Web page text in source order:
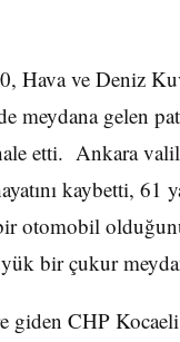
Hava ve Deniz
meydana gelen
etti. Ankara
kaybetti, 61
otomobil
bir çukur
giden CHP